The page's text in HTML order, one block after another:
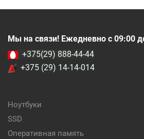
Мы на связи! Ежедневно с 09:00
+375(29) 888-44-44
+375 (29) 14-14-014
Ноутбуки
SSD
Оперативная память